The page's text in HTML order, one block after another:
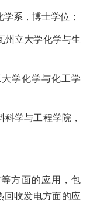
学系，博士学位；
州立大学化学与生
学化学与化工学
学与工程学院，
方面的应用，包
回收发电方面的应